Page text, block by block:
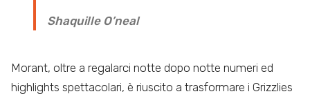
Shaquille O’neal
Morant, oltre a regalarci notte dopo notte numeri ed
highlights spettacolari, è riuscito a trasformare i Grizzlies